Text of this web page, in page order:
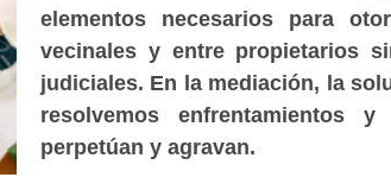
elementos necesarios para
vecinales y entre propietarios
judiciales. En la mediación, la
resolvemos enfrentamientos
perpetúan y agravan.